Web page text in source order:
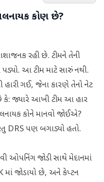
કોણ છે?
રહી છે. ટીમને તેની
આ ટીમ માટે સારું નથી.
હારી ગઈ, જેના કારણે તેનો નેટ
છે કે: જ્યારે આખી ટીમ આ હાર
કોને માનવો જોઈએ?
DRS પણ બગાડ્યો હતો.
ઓપનિંગ જોડી સાથે મેદાનમાં
માં જોડાયો છે, અને કેપ્ટન